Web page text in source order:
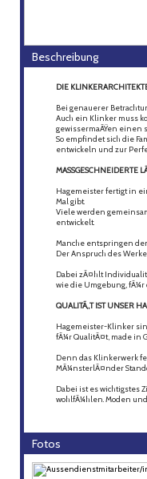
Beschreibung
DIE
Bei genauerer
Auch ein Klinker muss
gewissermaÃŸen einen
So empfindet sich die
entwickeln und zur
MASSGESCHNEIDERTE
Hagemeister fertigt in
Mal gibt.
Viele werden
entwickelt.
Manche entspringen
Der Anspruch des
Dabei zÃ¤hlt
wie die Umgebung,
QUALITÃ„T IST UNSER
Hagemeister-Klinker
fÃ¼r QualitÃ¤t, made in
Denn das Klinkerwerk
MÃ¼nsterlÃ¤nder
Dabei ist es wichtigstes
wohlfÃ¼hlen. Moden
Fotos